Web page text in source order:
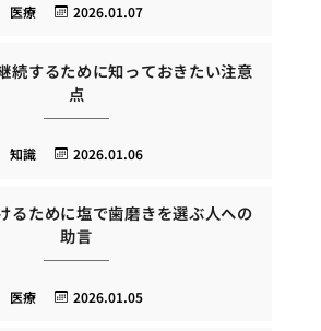
2026.01.07
医療
続するために知っておきたい注意
点
2026.01.06
知識
るために塩で歯磨きを選ぶ人への
助言
2026.01.05
医療